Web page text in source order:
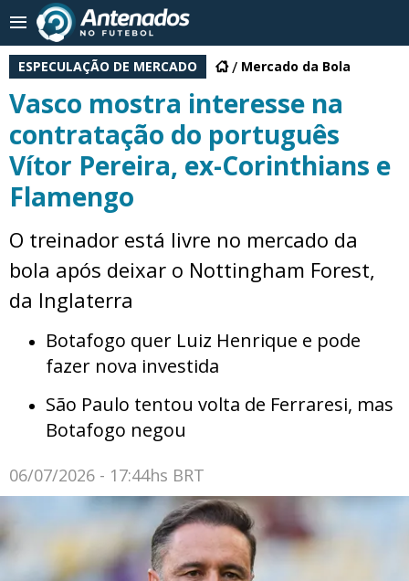
ESPECULAÇÃO DE MERCADO Mercado da Bola
Vasco mostra interesse na
contratação do português
Vítor Pereira, ex-Corinthians e
Flamengo
O treinador está livre no mercado da
bola após deixar o Nottingham Forest,
da Inglaterra
Botafogo quer Luiz Henrique e pode
fazer nova investida
São Paulo tentou volta de Ferraresi, mas
Botafogo negou
06/07/2026 - 17:44hs BRT